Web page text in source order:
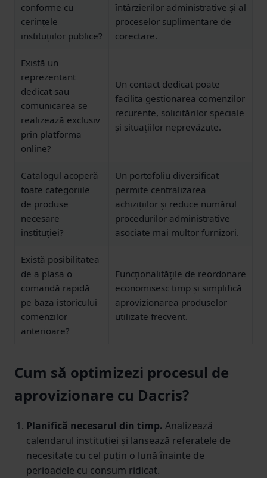
conforme cu
cerințele
instituțiilor publice?
întârzierilor administrative și al
proceselor suplimentare de
corectare.
Există un
reprezentant
dedicat sau
comunicarea se
realizează exclusiv
prin platforma
online?
Un contact dedicat poate
facilita gestionarea comenzilor
recurente, solicitărilor speciale
și situațiilor neprevăzute.
Catalogul acoperă
toate categoriile
de produse
necesare
instituției?
Un portofoliu diversificat
permite centralizarea
achizițiilor și reduce numărul
procedurilor administrative
asociate mai multor furnizori.
Există posibilitatea
de a plasa o
comandă rapidă
pe baza istoricului
comenzilor
anterioare?
Funcționalitățile de reordonare
economisesc timp și simplifică
aprovizionarea produselor
utilizate frecvent.
Cum să optimizezi procesul de
aprovizionare cu Dacris?
Planifică necesarul din timp. Analizează
calendarul instituției și lansează referatele de
necesitate cu cel puțin o lună înainte de
perioadele cu consum ridicat.